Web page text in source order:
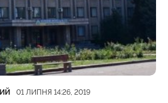
01 ЛИПНЯ 14:26, 2019